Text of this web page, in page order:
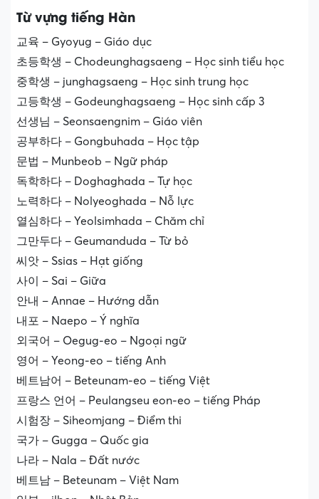
Từ vựng tiếng Hàn
교육 – Gyoyug – Giáo dục
초등학생 – Chodeunghagsaeng – Học sinh tiểu học
중학생 – junghagsaeng – Học sinh trung học
고등학생 – Godeunghagsaeng – Học sinh cấp 3
선생님 – Seonsaengnim – Giáo viên
공부하다 – Gongbuhada – Học tập
문법 – Munbeob – Ngữ pháp
독학하다 – Doghaghada – Tự học
노력하다 – Nolyeoghada – Nỗ lực
열심하다 – Yeolsimhada – Chăm chỉ
그만두다 – Geumanduda – Từ bỏ
씨앗 – Ssias – Hạt giống
사이 – Sai – Giữa
안내 – Annae – Hướng dẫn
내포 – Naepo – Ý nghĩa
외국어 – Oegug-eo – Ngoại ngữ
영어 – Yeong-eo – tiếng Anh
베트남어 – Beteunam-eo – tiếng Việt
프랑스 언어 – Peulangseu eon-eo – tiếng Pháp
시험장 – Siheomjang – Điểm thi
국가 – Gugga – Quốc gia
나라 – Nala – Đất nước
베트남 – Beteunam – Việt Nam